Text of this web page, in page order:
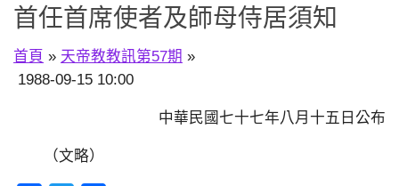
首任首席使者及師母侍居須知
首頁 » 天帝教教訊第57期 »
1988-09-15 10:00
中華民國七十七年八月十五日公布
（文略）